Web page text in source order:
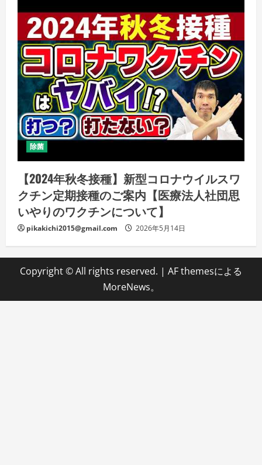
除菌
【2024年秋冬接種】新型コロナウイルスワ
クチン定期接種のご案内【医療法人社団思
いやりのワクチンについて】
pikakichi2015@gmail.com 2026年5月14日
Copyright © All rights reserved. | AF themesによる
MoreNews。